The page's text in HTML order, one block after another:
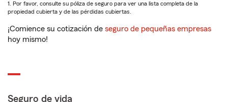
1. Por favor, consulte su póliza de seguro para ver una lista completa de la
propiedad cubierta y de las pérdidas cubiertas.
¡Comience su cotización de seguro de pequeñas empresas
hoy mismo!
Seguro de vida